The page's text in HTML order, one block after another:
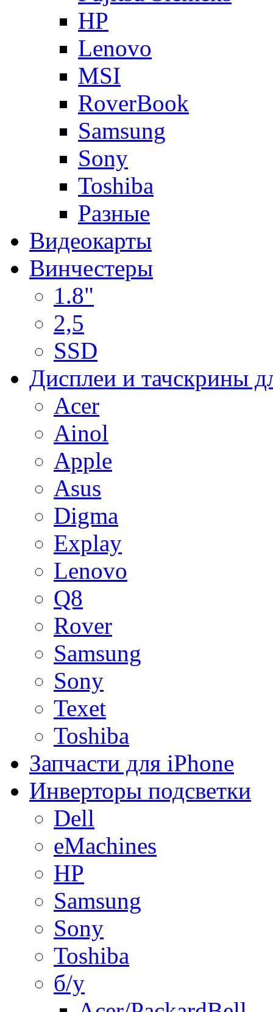
HP
Lenovo
MSI
RoverBook
Samsung
Sony
Toshiba
Разные
Видеокарты
Винчестеры
1.8"
2,5
SSD
Дисплеи и тачскрины
Acer
Ainol
Apple
Asus
Digma
Explay
Lenovo
Q8
Rover
Samsung
Sony
Texet
Toshiba
Запчасти для iPhone
Инверторы подсветки
Dell
eMachines
HP
Samsung
Sony
Toshiba
б/у